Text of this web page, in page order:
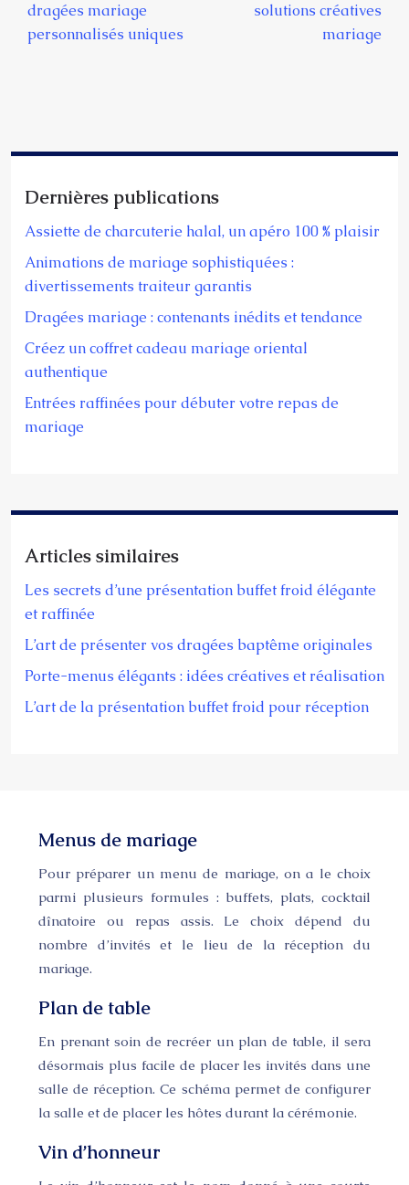
dragées mariage
personnalisés uniques
solutions créatives
mariage
Dernières publications
Assiette de charcuterie halal, un apéro 100 % plaisir
Animations de mariage sophistiquées :
divertissements traiteur garantis
Dragées mariage : contenants inédits et tendance
Créez un coffret cadeau mariage oriental
authentique
Entrées raffinées pour débuter votre repas de
mariage
Articles similaires
Les secrets d’une présentation buffet froid élégante
et raffinée
L’art de présenter vos dragées baptême originales
Porte-menus élégants : idées créatives et réalisation
L’art de la présentation buffet froid pour réception
Menus de mariage
Pour préparer un menu de mariage, on a le choix
parmi plusieurs formules : buffets, plats, cocktail
dînatoire ou repas assis. Le choix dépend du
nombre d’invités et le lieu de la réception du
mariage.
Plan de table
En prenant soin de recréer un plan de table, il sera
désormais plus facile de placer les invités dans une
salle de réception. Ce schéma permet de configurer
la salle et de placer les hôtes durant la cérémonie.
Vin d’honneur